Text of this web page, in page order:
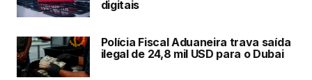
digitais
Polícia Fiscal Aduaneira trava saída
ilegal de 24,8 mil USD para o Dubai